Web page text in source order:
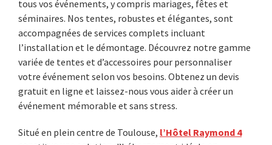
tous vos événements, y compris mariages, fêtes et
séminaires. Nos tentes, robustes et élégantes, sont
accompagnées de services complets incluant
l’installation et le démontage. Découvrez notre gamme
variée de tentes et d’accessoires pour personnaliser
votre événement selon vos besoins. Obtenez un devis
gratuit en ligne et laissez-nous vous aider à créer un
événement mémorable et sans stress.
Situé en plein centre de Toulouse, l’Hôtel Raymond 4